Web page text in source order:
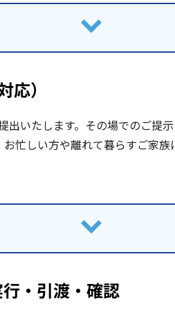
応）
出いたします。その場でのご提
忙しい方や離れて暮らすご家族
・引渡・確認